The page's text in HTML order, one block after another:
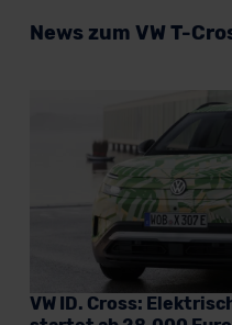
News zum VW T-
VW ID. Cross: